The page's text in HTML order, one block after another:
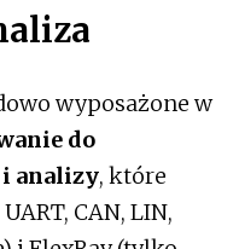
wyposażone w
do
analizy, które
CAN, LIN,